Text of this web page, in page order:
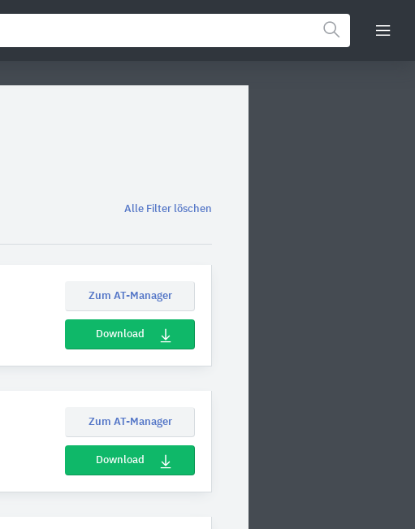
Alle Filter löschen
Zum AT-Manager
Download
Zum AT-Manager
Download